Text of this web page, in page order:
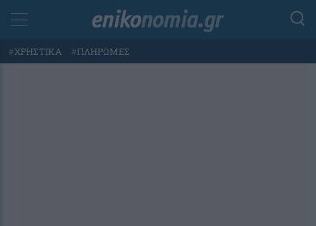
#ΧΡΗΣΤΙΚΑ #ΠΛΗΡΩΜΕΣ